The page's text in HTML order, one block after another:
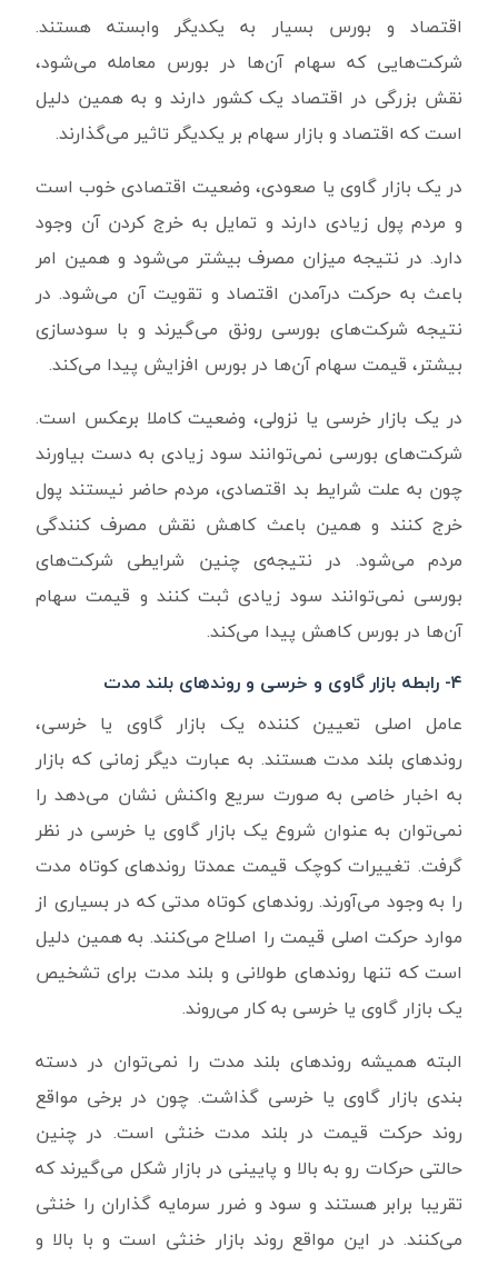
اقتصاد و بورس بسیار به یکدیگر وابسته هستند.
شرکت‌هایی که سهام آن‌ها در بورس معامله می‌شود،
نقش بزرگی در اقتصاد یک کشور دارند و به همین دلیل
است که اقتصاد و بازار سهام بر یکدیگر تاثیر می‌گذارند.
در یک بازار گاوی یا صعودی، وضعیت اقتصادی خوب است
و مردم پول زیادی دارند و تمایل به خرج کردن آن وجود
دارد. در نتیجه میزان مصرف بیشتر می‌شود و همین امر
باعث به حرکت درآمدن اقتصاد و تقویت آن می‌شود. در
نتیجه شرکت‌های بورسی رونق می‌گیرند و با سودسازی
بیشتر، قیمت سهام آن‌ها در بورس افزایش پیدا می‌کند.
در یک بازار خرسی یا نزولی، وضعیت کاملا برعکس است.
شرکت‌های بورسی نمی‌توانند سود زیادی به دست بیاورند
چون به علت شرایط بد اقتصادی، مردم حاضر نیستند پول
خرج کنند و همین باعث کاهش نقش مصرف کنندگی
مردم می‌شود. در نتیجه‌ی چنین شرایطی شرکت‌های
بورسی نمی‌توانند سود زیادی ثبت کنند و قیمت سهام
آن‌ها در بورس کاهش پیدا می‌کند.
۴- رابطه بازار گاوی و خرسی و روندهای بلند مدت
عامل اصلی تعیین کننده یک بازار گاوی یا خرسی،
روندهای بلند مدت هستند. به عبارت دیگر زمانی که بازار
به اخبار خاصی به صورت سریع واکنش نشان می‌دهد را
نمی‌توان به عنوان شروع یک بازار گاوی یا خرسی در نظر
گرفت. تغییرات کوچک قیمت عمدتا روندهای کوتاه مدت
را به وجود می‌آورند. روندهای کوتاه مدتی که در بسیاری از
موارد حرکت اصلی قیمت را اصلاح می‌کنند. به همین دلیل
است که تنها روندهای طولانی و بلند مدت برای تشخیص
یک بازار گاوی یا خرسی به کار می‌روند.
البته همیشه روندهای بلند مدت را نمی‌توان در دسته
بندی بازار گاوی یا خرسی گذاشت. چون در برخی مواقع
روند حرکت قیمت در بلند مدت خنثی است. در چنین
حالتی حرکات رو به بالا و پایینی در بازار شکل می‌گیرند که
تقریبا برابر هستند و سود و ضرر سرمایه گذاران را خنثی
می‌کنند. در این مواقع روند بازار خنثی است و با بالا و